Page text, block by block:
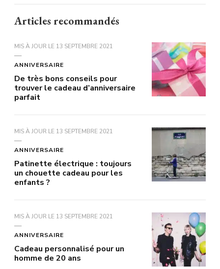
Articles recommandés
MIS À JOUR LE 13 SEPTEMBRE 2021
ANNIVERSAIRE
De très bons conseils pour
trouver le cadeau d’anniversaire
parfait
MIS À JOUR LE 13 SEPTEMBRE 2021
ANNIVERSAIRE
Patinette électrique : toujours
un chouette cadeau pour les
enfants ?
MIS À JOUR LE 13 SEPTEMBRE 2021
ANNIVERSAIRE
Cadeau personnalisé pour un
homme de 20 ans